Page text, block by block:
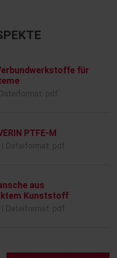
für
PTFE-M
aus
Kunststoff